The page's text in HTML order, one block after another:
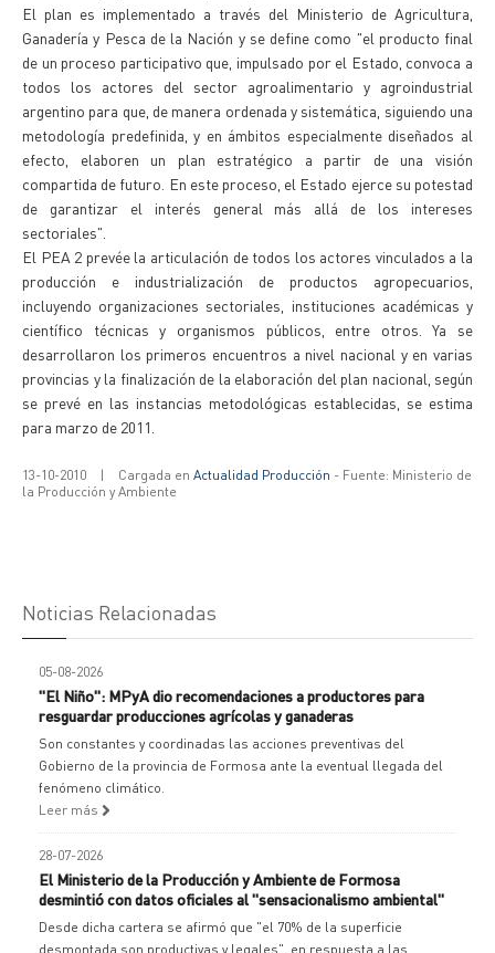
El plan es implementado a través del Ministerio de Agricultura,
Ganadería y Pesca de la Nación y se define como "el producto final
de un proceso participativo que, impulsado por el Estado, convoca a
todos los actores del sector agroalimentario y agroindustrial
argentino para que, de manera ordenada y sistemática, siguiendo una
metodología predefinida, y en ámbitos especialmente diseñados al
efecto, elaboren un plan estratégico a partir de una visión
compartida de futuro. En este proceso, el Estado ejerce su potestad
de garantizar el interés general más allá de los intereses
sectoriales".
El PEA 2 prevée la articulación de todos los actores vinculados a la
producción e industrialización de productos agropecuarios,
incluyendo organizaciones sectoriales, instituciones académicas y
científico técnicas y organismos públicos, entre otros. Ya se
desarrollaron los primeros encuentros a nivel nacional y en varias
provincias y la finalización de la elaboración del plan nacional, según
se prevé en las instancias metodológicas establecidas, se estima
para marzo de 2011.
13-10-2010 | Cargada en Actualidad Producción - Fuente: Ministerio de
la Producción y Ambiente
Noticias Relacionadas
05-08-2026
"El Niño": MPyA dio recomendaciones a productores para
resguardar producciones agrícolas y ganaderas
Son constantes y coordinadas las acciones preventivas del
Gobierno de la provincia de Formosa ante la eventual llegada del
fenómeno climático.
Leer más
28-07-2026
El Ministerio de la Producción y Ambiente de Formosa
desmintió con datos oficiales al "sensacionalismo ambiental"
Desde dicha cartera se afirmó que "el 70% de la superficie
desmontada son productivas y legales", en respuesta a las